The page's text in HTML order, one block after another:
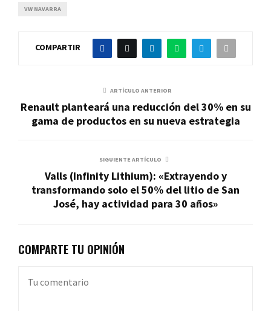
VW NAVARRA
COMPARTIR
ARTÍCULO ANTERIOR
Renault planteará una reducción del 30% en su
gama de productos en su nueva estrategia
SIGUIENTE ARTÍCULO
Valls (Infinity Lithium): «Extrayendo y
transformando solo el 50% del litio de San
José, hay actividad para 30 años»
COMPARTE TU OPINIÓN